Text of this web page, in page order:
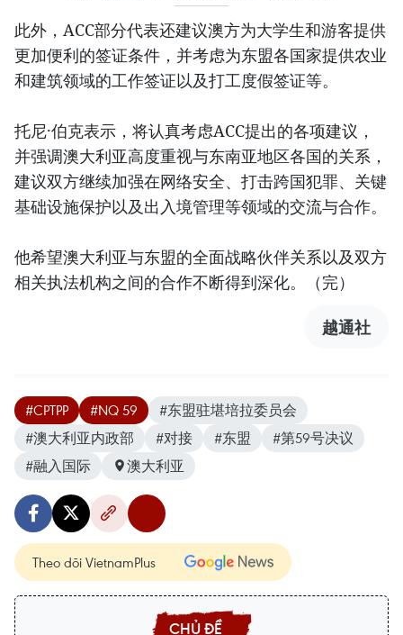
此外，ACC部分代表还建议澳方为大学生和游客提供
更加便利的签证条件，并考虑为东盟各国家提供农业
和建筑领域的工作签证以及打工度假签证等。
托尼·伯克表示，将认真考虑ACC提出的各项建议，
并强调澳大利亚高度重视与东南亚地区各国的关系，
建议双方继续加强在网络安全、打击跨国犯罪、关键
基础设施保护以及出入境管理等领域的交流与合作。
他希望澳大利亚与东盟的全面战略伙伴关系以及双方
相关执法机构之间的合作不断得到深化。（完）
越通社
#CPTPP #NQ 59
#东盟驻堪培拉委员会
#澳大利亚内政部
#对接 #东盟
#第59号决议
#融入国际
澳大利亚
Theo dõi VietnamPlus